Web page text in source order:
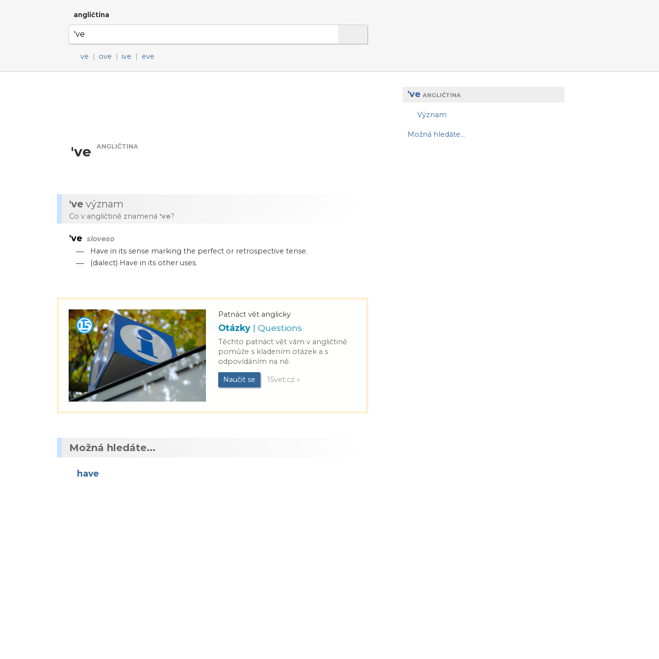
angličtina
ve | ove | ive | eve
've ANGLIČTINA
Význam
Možná hledáte...
've ANGLIČTINA
've význam
Co v angličtině znamená 've?
've sloveso
— Have in its sense marking the perfect or retrospective tense.
— (dialect) Have in its other uses.
Patnáct vět anglicky
Otázky | Questions
Těchto patnáct vět vám v angličtině
pomůže s kladením otázek a s
odpovídáním na ně.
Naučit se 15vet.cz »
Možná hledáte...
have